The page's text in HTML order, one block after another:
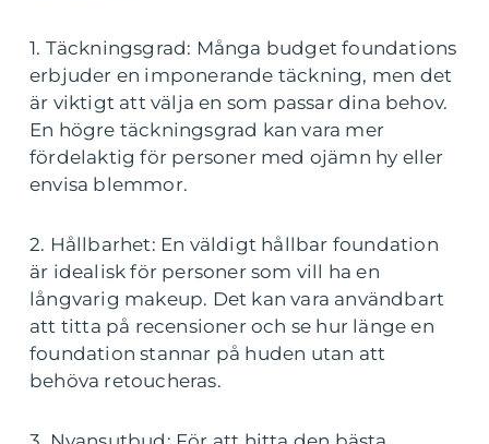
1. Täckningsgrad: Många budget foundations
erbjuder en imponerande täckning, men det
är viktigt att välja en som passar dina behov.
En högre täckningsgrad kan vara mer
fördelaktig för personer med ojämn hy eller
envisa blemmor.
2. Hållbarhet: En väldigt hållbar foundation
är idealisk för personer som vill ha en
långvarig makeup. Det kan vara användbart
att titta på recensioner och se hur länge en
foundation stannar på huden utan att
behöva retoucheras.